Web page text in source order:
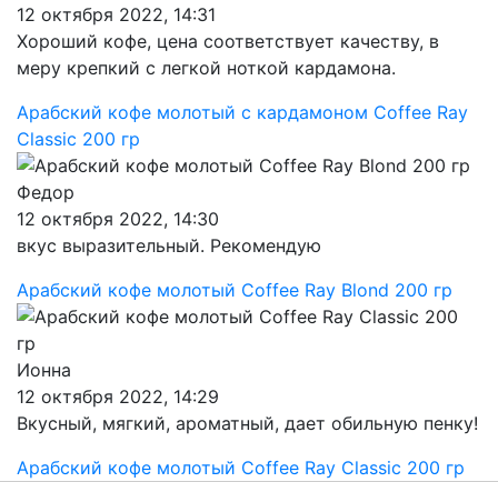
12 октября 2022, 14:31
Хороший кофе, цена соответствует качеству, в
меру крепкий с легкой ноткой кардамона.
Арабский кофе молотый с кардамоном Coffee Ray
Classic 200 гр
Федор
12 октября 2022, 14:30
вкус выразительный. Рекомендую
Арабский кофе молотый Coffee Ray Blond 200 гр
Ионна
12 октября 2022, 14:29
Вкусный, мягкий, ароматный, дает обильную пенку!
Арабский кофе молотый Coffee Ray Classic 200 гр